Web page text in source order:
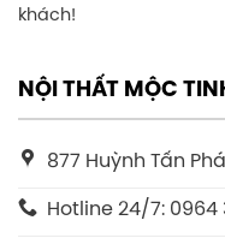
khách!
NỘI THẤT MỘC
877 Huỳnh Tấn
Hotline 24/7: 0964